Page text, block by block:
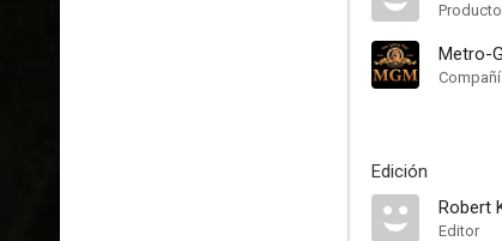
Metro-
Edición
Robert
Editor